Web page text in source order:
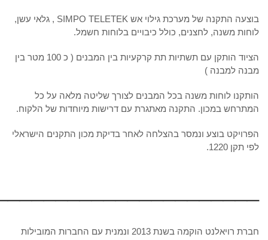
בוצעה התקנה של מערכת גילוי אש SIMPO TELETEK , גלאי עשן,
לוחות משנה, לחצנים, כולל כיבויים בלוחות חשמל.
הציוד הותקן עם תשתיות תת קרקעיות בין המבנים ( כ 100 מטר בין
מבנה למבנה )
הותקנו לוחות משנה בכל המבנים לצורך שליטה מלאה על כל
המתרחש במכון. התקנה מאתגרת עם דרישות מיוחדות של הלקוח.
הפרויקט בוצע ונמסר בהצלחה לאחר בדיקת מכון התקנים הישראלי
לפי תקן 1220.
חברת רויאלנט הוקמה בשנת 2013 ונמנית עם החברות המובילות